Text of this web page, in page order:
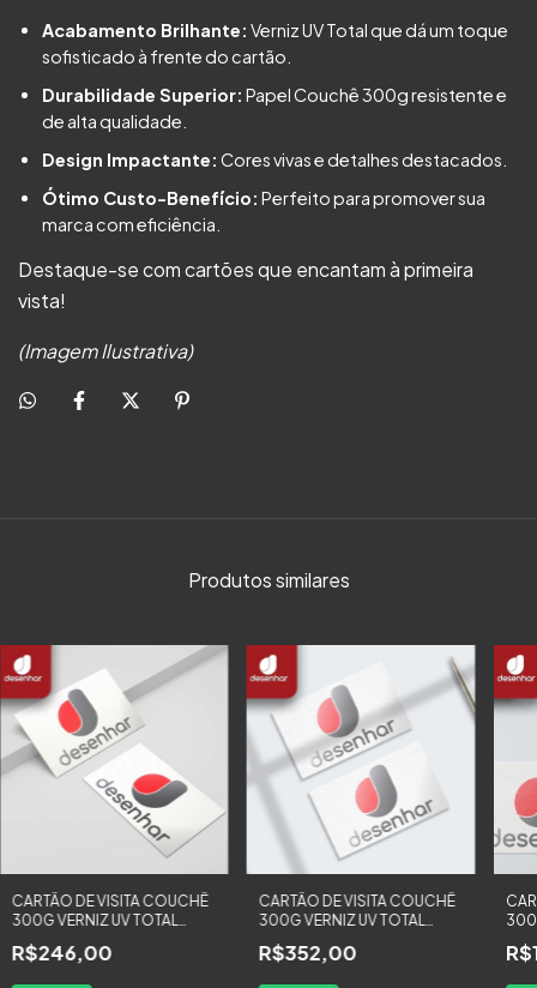
Acabamento Brilhante: Verniz UV Total que dá um toque
sofisticado à frente do cartão.
Durabilidade Superior: Papel Couchê 300g resistente e
de alta qualidade.
Design Impactante: Cores vivas e detalhes destacados.
Ótimo Custo-Benefício: Perfeito para promover sua
marca com eficiência.
Destaque-se com cartões que encantam à primeira
vista!
(Imagem Ilustrativa)
Produtos similares
CARTÃO DE VISITA COUCHÊ
300G VERNIZ UV TOTAL
FRENTE - 2000 UNIDADES
R$246,00
CARTÃO DE VISITA COUCHÊ
300G VERNIZ UV TOTAL
FRENTE - 3000 UNIDADES
R$352,00